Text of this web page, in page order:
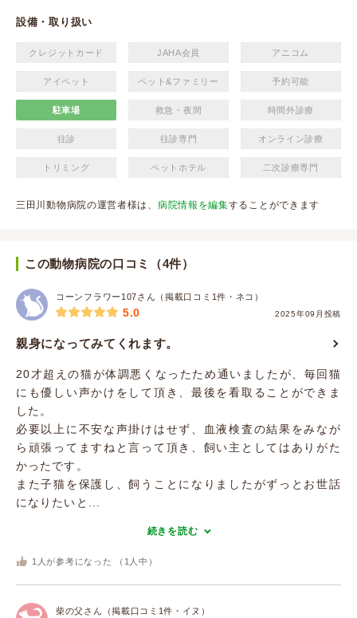
設備・取り扱い
クレジットカード JAHA会員 アニコム
アイペット ペット&ファミリー 予約可能
駐車場 救急・夜間 時間外診療
往診 往診専門 オンライン診療
トリミング ペットホテル 二次診療専門
三田川動物病院の運営者様は、 病院情報を編集することができます
この動物病院の口コミ（4件）
コーンフラワー107さん（掲載口コミ1件・ネコ）
2025年09月投稿
5.0
親身になってみてくれます。
20才超えの猫が体調悪くなったため通いましたが、毎回猫
にも優しい声かけをして頂き、最後を看取ることができま
した。
必要以上に不安な声掛けはせず、血液検査の結果をみなが
ら頑張ってますねと言って頂き、飼い主としてはありがた
かったです。
また子猫を保護し、飼うことになりましたがずっとお世話
になりたいと...
続きを読む
1 人が参考になった （ 1 人中）
柴の父さん（掲載口コミ1件・イヌ）